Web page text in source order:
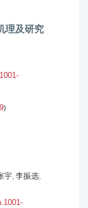
理及研究
)
宇, 李振选,